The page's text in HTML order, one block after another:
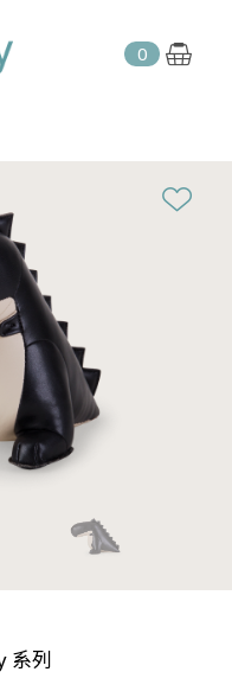
0
系列